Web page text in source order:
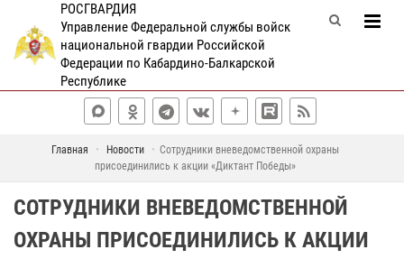
РОСГВАРДИЯ
Управление Федеральной службы войск
национальной гвардии Российской
Федерации по Кабардино-Балкарской
Республике
Главная Новости
Сотрудники вневедомственной охраны
присоединились к акции «Диктант Победы»
СОТРУДНИКИ ВНЕВЕДОМСТВЕННОЙ
ОХРАНЫ ПРИСОЕДИНИЛИСЬ К АКЦИИ